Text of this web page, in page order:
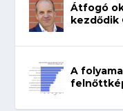
Átfogó
kezdődik
A